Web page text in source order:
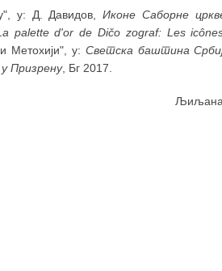
у: Д. Давидов,Иконе Саборне
palette d'or de Dičo zograf: Les
Метохији", у: Светска баштина
Призрену, Бг 2017.